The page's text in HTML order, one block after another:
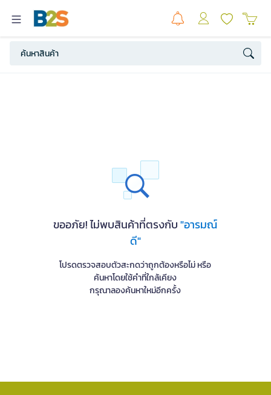
ขออภัย! ไม่พบสินค้าที่ตรงกับ"อารมณ์
ดี"
โปรดตรวจสอบตัวสะกดว่าถูกต้องหรือไม่ หรือ
ค้นหาโดยใช้คำที่ใกล้เคียง
กรุณาลองค้นหาใหม่อีกครั้ง